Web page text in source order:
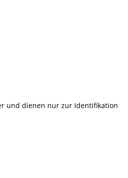
und dienen nur zur Identifikation